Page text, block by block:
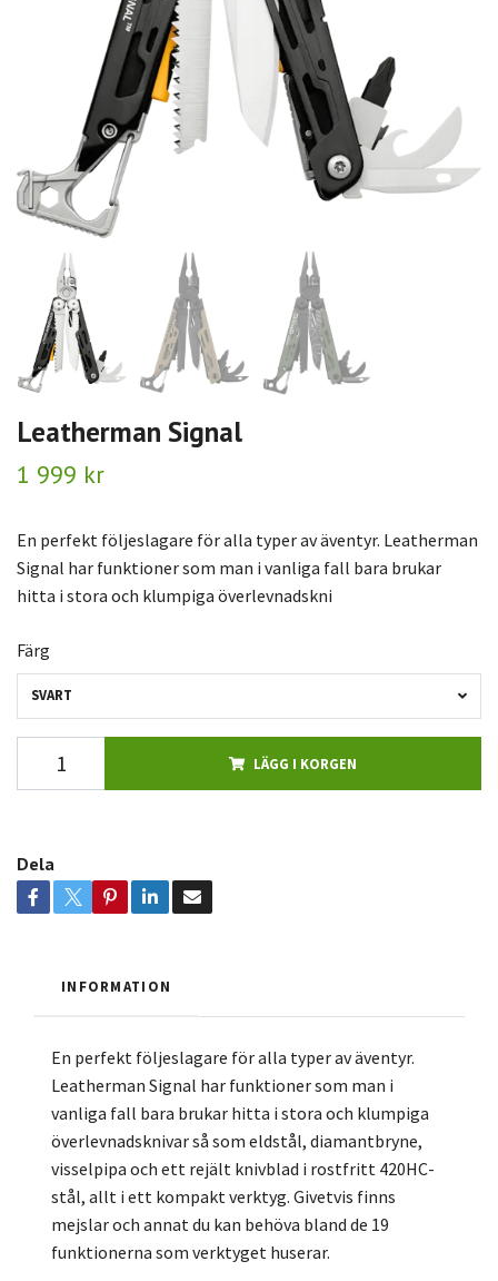
Leatherman Signal
1 999 kr
En perfekt följeslagare för alla typer av äventyr. Leatherman
Signal har funktioner som man i vanliga fall bara brukar
hitta i stora och klumpiga överlevnadskni
Färg
SVART
LÄGG I KORGEN
Dela
INFORMATION
En perfekt följeslagare för alla typer av äventyr.
Leatherman Signal har funktioner som man i
vanliga fall bara brukar hitta i stora och klumpiga
överlevnadsknivar så som eldstål, diamantbryne,
visselpipa och ett rejält knivblad i rostfritt 420HC-
stål, allt i ett kompakt verktyg. Givetvis finns
mejslar och annat du kan behöva bland de 19
funktionerna som verktyget huserar.